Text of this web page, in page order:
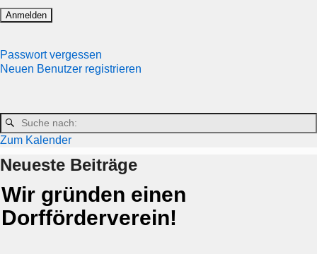
Passwort vergessen
Neuen Benutzer registrieren
Zum Kalender
Neueste Beiträge
Wir gründen einen
Dorfförderverein!